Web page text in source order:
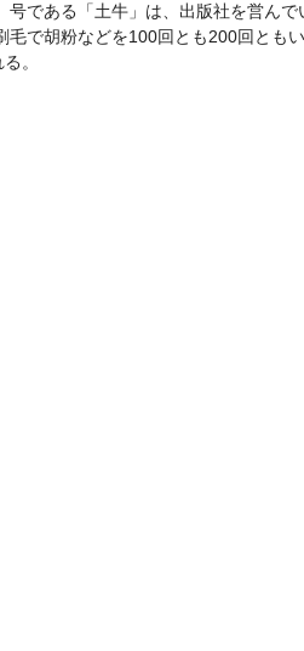
である「土牛」は、出版社を営んで
で胡粉などを100回とも200回とも
。